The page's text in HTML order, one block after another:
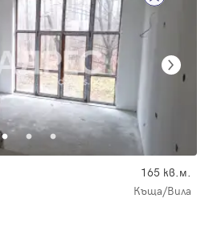
165 кв.м.
Къща/Вила